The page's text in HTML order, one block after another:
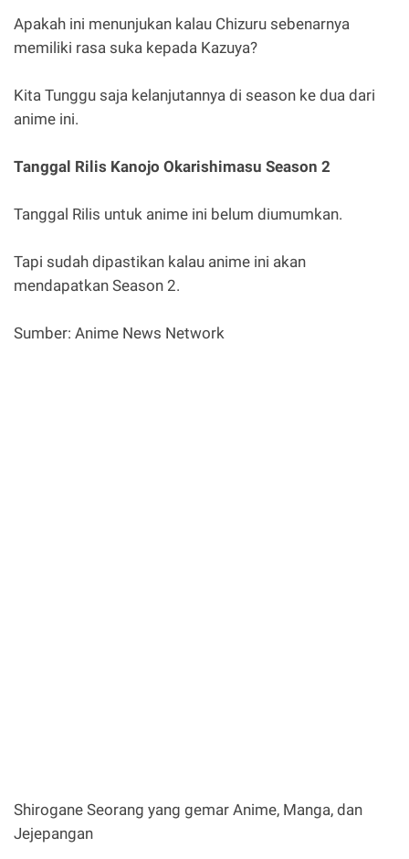
Apakah ini menunjukan kalau Chizuru sebenarnya
memiliki rasa suka kepada Kazuya?
Kita Tunggu saja kelanjutannya di season ke dua dari
anime ini.
Tanggal Rilis Kanojo Okarishimasu Season 2
Tanggal Rilis untuk anime ini belum diumumkan.
Tapi sudah dipastikan kalau anime ini akan
mendapatkan Season 2.
Sumber: Anime News Network
Shirogane Seorang yang gemar Anime, Manga, dan
Jejepangan